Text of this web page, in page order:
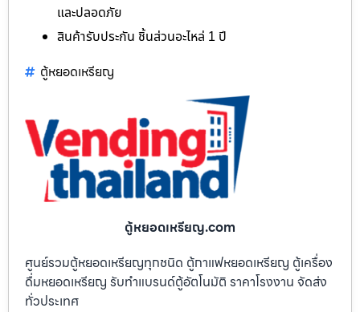
และปลอดภัย
สินค้ารับประกัน ชิ้นส่วนอะไหล่ 1 ปี
ตู้หยอดเหรียญ
ตู้หยอดเหรียญ.com
ศูนย์รวมตู้หยอดเหรียญทุกชนิด ตู้กาแฟหยอดเหรียญ ตู้เครื่อง
ดื่มหยอดเหรียญ รับทำแบรนด์ตู้อัตโนมัติ ราคาโรงงาน จัดส่ง
ทั่วประเทศ